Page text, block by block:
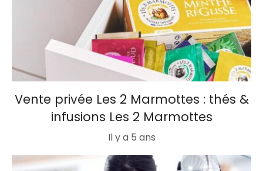
Vente privée Les 2 Marmottes : thés &
infusions Les 2 Marmottes
Il y a 5 ans